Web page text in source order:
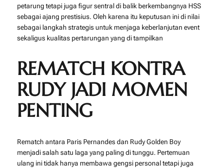
petarung tetapi juga figur sentral di balik berkembangnya HSS
sebagai ajang prestisius. Oleh karena itu keputusan ini di nilai
sebagai langkah strategis untuk menjaga keberlanjutan event
sekaligus kualitas pertarungan yang di tampilkan
REMATCH KONTRA
RUDY JADI MOMEN
PENTING
Rematch antara Paris Pernandes dan Rudy Golden Boy
menjadi salah satu laga yang paling di tunggu. Pertemuan
ulang ini tidak hanya membawa gengsi personal tetapi juga